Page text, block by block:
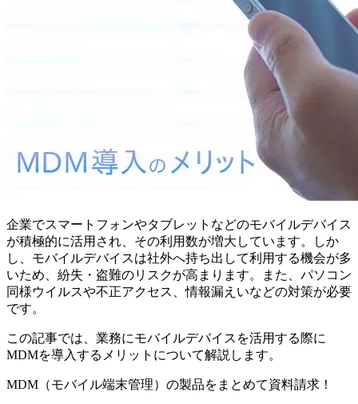
企業でスマートフォンやタブレットなどのモバイルデバイス
が積極的に活用され、その利用数が増大しています。しか
し、モバイルデバイスは社外へ持ち出して利用する機会が多
いため、紛失・盗難のリスクが高まります。また、パソコン
同様ウイルスや不正アクセス、情報漏えいなどの対策が必要
です。
この記事では、業務にモバイルデバイスを活用する際に
MDMを導入するメリットについて解説します。
MDM（モバイル端末管理）の製品をまとめて資料請求！